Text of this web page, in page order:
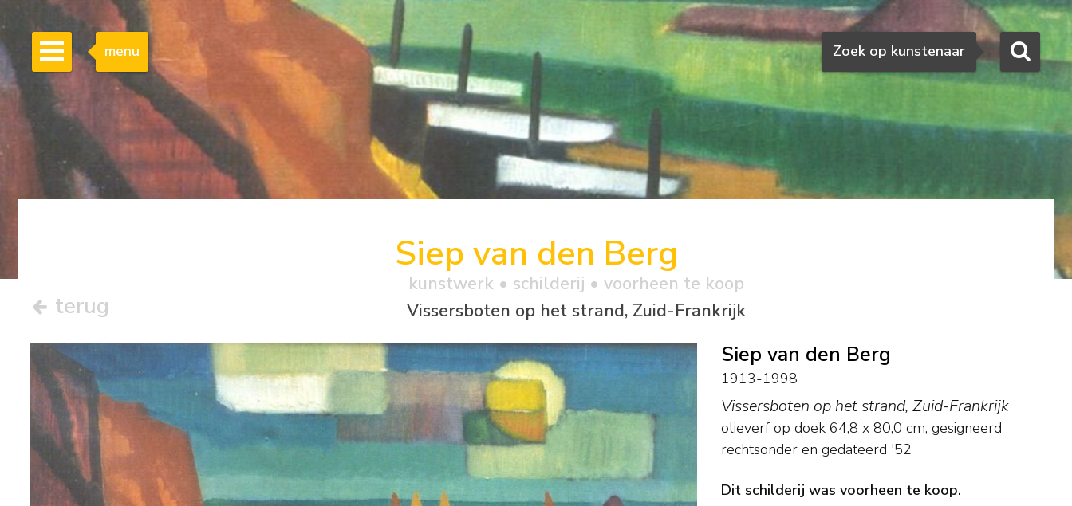
Zoeken
Zoek op kunstenaar
menu
terug
Siep van den Berg
kunstwerk • schilderij • voorheen te koop
Vissersboten op het strand, Zuid-Frankrijk
Siep van den Berg
1913-1998
Vissersboten op het strand, Zuid-Frankrijk
olieverf op doek 64,8 x 80,0 cm, gesigneerd
rechtsonder en gedateerd '52
Dit schilderij was voorheen te koop.